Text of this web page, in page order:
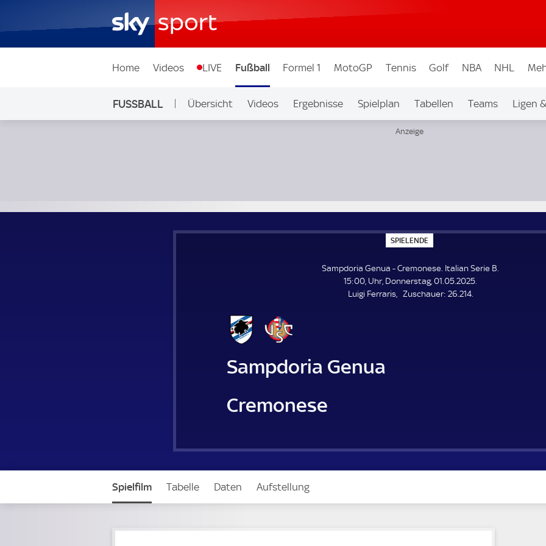
Home Videos LIVE Fußball Formel 1 MotoGP Tennis Golf NBA NHL
FUSSBALL Übersicht Videos Ergebnisse Spielplan Tabellen Teams Ligen
SPIELENDE
P
E
E
N
Sampdoria Genua - Cremonese. Italian Serie B.
15:00, Uhr, Donnerstag, 01.05.2025.
Luigi Ferraris
Zuschauer: Z
26.214.
Sampdoria Genua
Cremonese
Spielfilm Tabelle Daten Aufstellung